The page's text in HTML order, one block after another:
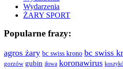
Wydarzenia
ŻARY SPORT
Popularne frazy:
agros żary bc swiss krono bc swiss
gorzów gubin iłowa koronawirus